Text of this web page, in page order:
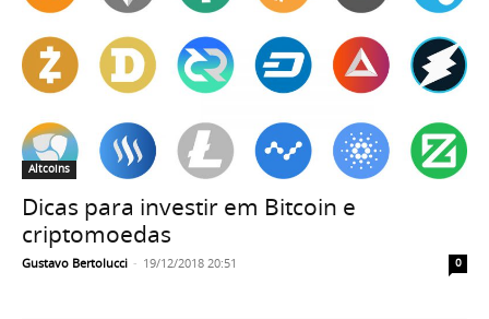
Altcoins
Dicas para investir em Bitcoin e
criptomoedas
Gustavo Bertolucci - 19/12/2018 20:51 0